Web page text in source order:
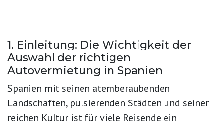
1. Einleitung: Die Wichtigkeit der
Auswahl der richtigen
Autovermietung in Spanien
Spanien mit seinen atemberaubenden
Landschaften, pulsierenden Städten und seiner
reichen Kultur ist für viele Reisende ein